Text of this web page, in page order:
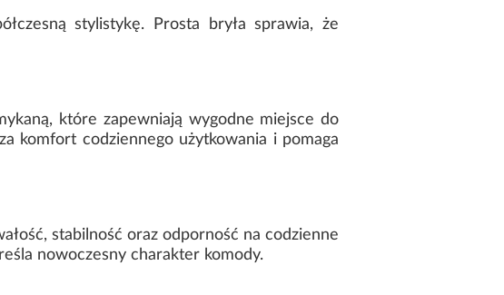
stylistykę. Prosta bryła sprawia, że
które zapewniają wygodne miejsce do
komfort codziennego użytkowania i pomaga
stabilność oraz odporność na codzienne
nowoczesny charakter komody.